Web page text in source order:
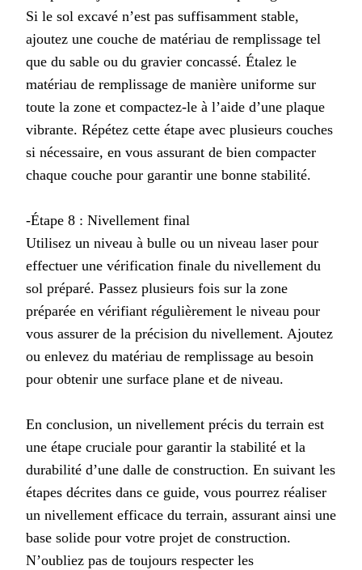
Si le sol excavé n’est pas suffisamment stable,
ajoutez une couche de matériau de remplissage tel
que du sable ou du gravier concassé. Étalez le
matériau de remplissage de manière uniforme sur
toute la zone et compactez-le à l’aide d’une plaque
vibrante. Répétez cette étape avec plusieurs couches
si nécessaire, en vous assurant de bien compacter
chaque couche pour garantir une bonne stabilité.
-Étape 8 : Nivellement final
Utilisez un niveau à bulle ou un niveau laser pour
effectuer une vérification finale du nivellement du
sol préparé. Passez plusieurs fois sur la zone
préparée en vérifiant régulièrement le niveau pour
vous assurer de la précision du nivellement. Ajoutez
ou enlevez du matériau de remplissage au besoin
pour obtenir une surface plane et de niveau.
En conclusion, un nivellement précis du terrain est
une étape cruciale pour garantir la stabilité et la
durabilité d’une dalle de construction. En suivant les
étapes décrites dans ce guide, vous pourrez réaliser
un nivellement efficace du terrain, assurant ainsi une
base solide pour votre projet de construction.
N’oubliez pas de toujours respecter les